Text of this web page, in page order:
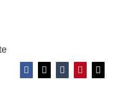
Facebook
X TumblrPinterest
E-